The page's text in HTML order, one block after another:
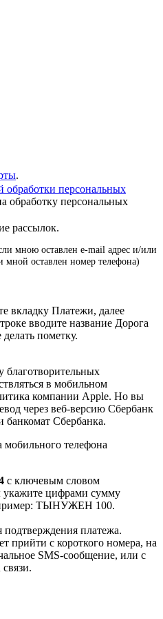
.
обработки персональных
обработку персональных
рассылок.
мною оставлен e-mail адрес и/или
мной оставлен номер телефона)
вкладку Платежи, далее
вводите название Дорога
пометку.
благотворительных
в мобильном
компании Apple. Но вы
через веб-версию Сбербанк
Сбербанка.
телефона
с ключевым словом
цифрами сумму
ТЫНУЖЕН 100.
платежа.
прийти с короткого номера, на
SMS-сообщение, или с